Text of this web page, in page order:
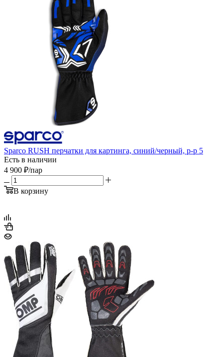
Sparco RUSH перчатки для картинга, синий/черный, р-р 5
Есть в наличии
4 900 ₽/пар
В корзину